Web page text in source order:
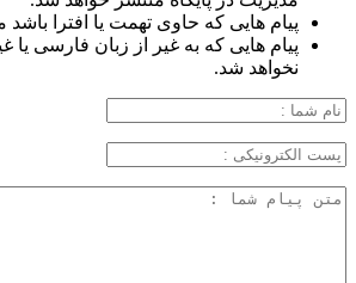
پیام هایی که حاوی تهمت یا افترا
پیام هایی که به غیر از زبان فارسی یا
نخواهد شد.